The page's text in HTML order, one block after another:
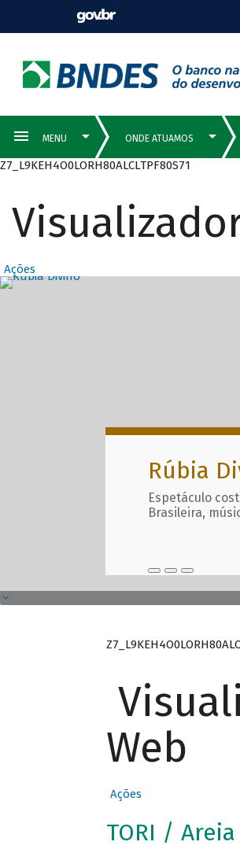
Z7_L9KEH4O0LORH80ALCLTPF80S71
Ações
Rúbia
Espetáculo
Brasileira,
Web
Ações
TORI / Areia